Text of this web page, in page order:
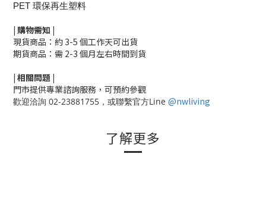
PET 環保再生塑料
| 購物需知 |
現貨商品：約 3-5 個工作天可出貨
期貨商品：需 2-3 個月左右時間到貨
| 相關問題 |
門市提供專業諮詢服務，可預約參觀
歡迎洽詢 02-23881755，或聯繫官方Line @nwliving
了解更多